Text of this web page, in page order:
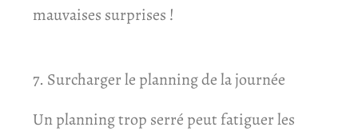
mauvaises surprises !
7. Surcharger le planning de la journée
Un planning trop serré peut fatiguer les